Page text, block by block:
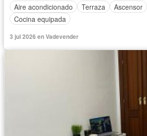
Aire acondicionado
Terraza Ascensor
Cocina equipada
3 jul 2026 en Vadevender